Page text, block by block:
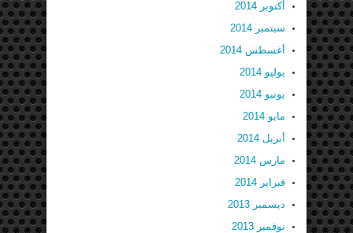
أكتوبر 2014
سبتمبر 2014
أغسطس 2014
يوليو 2014
يونيو 2014
مايو 2014
أبريل 2014
مارس 2014
فبراير 2014
ديسمبر 2013
نوفمبر 2013